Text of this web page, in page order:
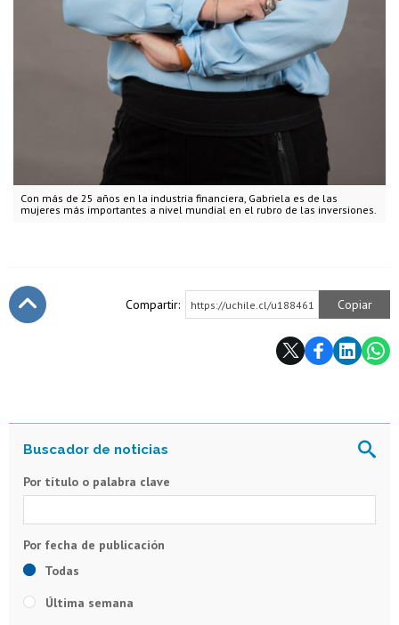
Con más de 25 años en la industria financiera, Gabriela es de las
mujeres más importantes a nivel mundial en el rubro de las inversiones.
Compartir: https://uchile.cl/u188461 Copiar
Por título o palabra clave
Todas
Última semana